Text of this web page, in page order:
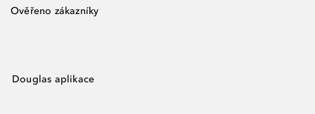
Ověřeno zákazníky
Douglas aplikace